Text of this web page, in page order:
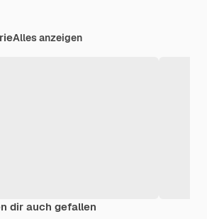
Alles anzeigen
dir auch gefallen